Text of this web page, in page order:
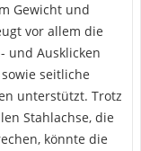
Gewicht und
vor allem die
und Ausklicken
seitliche
unterstützt. Trotz
Stahlachse, die
könnte die